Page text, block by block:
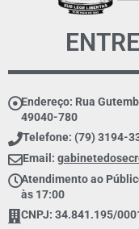
Endereço: Rua
49040-780
Telefone: (79) 3194-
Email:
Atendimento ao
às 17:00
CNPJ: 34.841.195/